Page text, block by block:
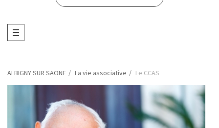
ALBIGNY SUR SAONE La vie associative Le CCAS